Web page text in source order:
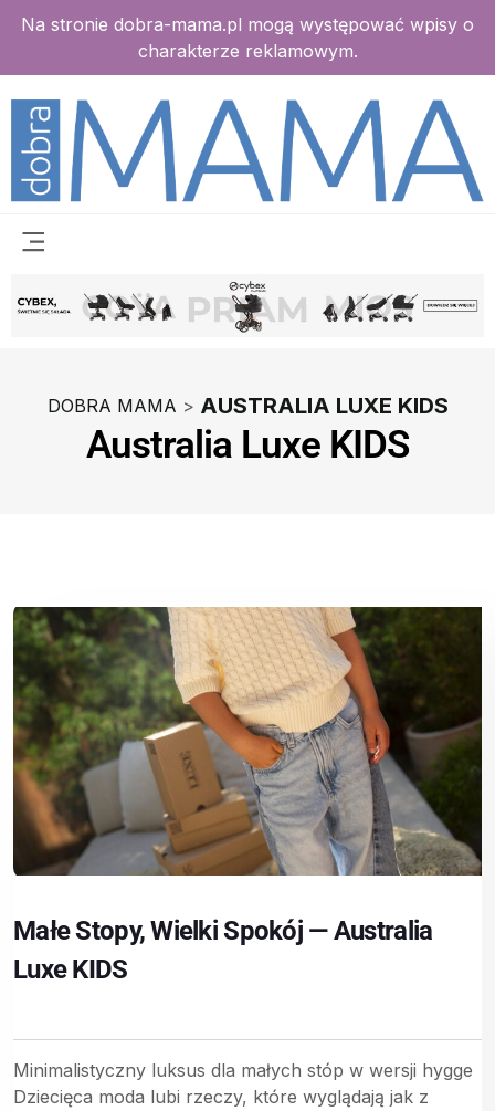
Na stronie dobra-mama.pl mogą występować wpisy o
charakterze reklamowym.
DOBRA MAMA > AUSTRALIA LUXE KIDS
Australia Luxe KIDS
Małe Stopy, Wielki Spokój — Australia
Luxe KIDS
Minimalistyczny luksus dla małych stóp w wersji hygge
Dziecięca moda lubi rzeczy, które wyglądają jak z